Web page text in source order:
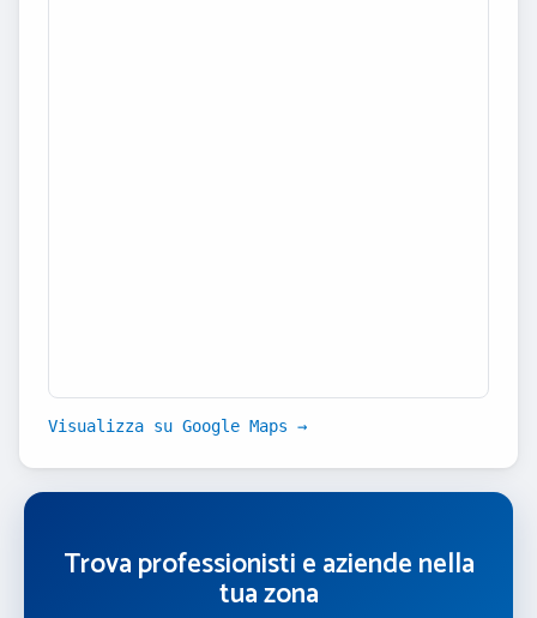
Visualizza su Google Maps →
Trova professionisti e aziende nella
tua zona